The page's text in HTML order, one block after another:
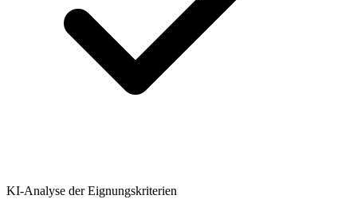
KI-Analyse der Eignungskriterien